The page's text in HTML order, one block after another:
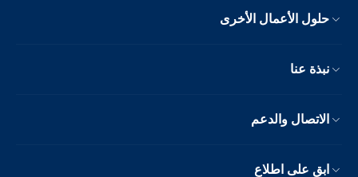
حلول الأعمال الأخرى
نبذة عنا
الاتصال والدعم
ابق على اطلاع